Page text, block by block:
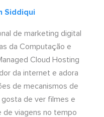
Siddiqui
de marketing digital
da Computação e
Cloud Hosting
da internet e adora
de mecanismos de
gosta de ver filmes e
viagens no tempo